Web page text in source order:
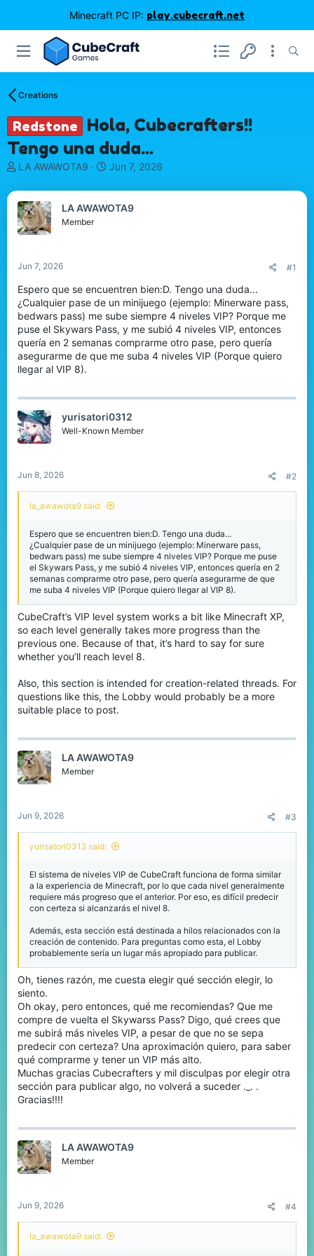
Minecraft PC IP: play.cubecraft.net
Creations
Redstone
Hola, Cubecrafters!!
Tengo una duda...
T
r
e
a
d
a
r
t
e
r
LA AWAWOTA9
S
a
r
Jun 7, 2026
LA AWAWOTA9
Member
Jun 7, 2026 #1
Espero que se encuentren bien:D. Tengo una duda...
¿Cualquier pase de un minijuego (ejemplo: Minerware pass,
bedwars pass) me sube siempre 4 niveles VIP? Porque me
puse el Skywars Pass, y me subió 4 niveles VIP, entonces
quería en 2 semanas comprarme otro pase, pero quería
asegurarme de que me suba 4 niveles VIP (Porque quiero
llegar al VIP 8).
yurisatori0312
Well-Known Member
Jun 8, 2026 #2
la_awawota9 said:
Espero que se encuentren bien:D. Tengo una duda...
¿Cualquier pase de un minijuego (ejemplo: Minerware pass,
bedwars pass) me sube siempre 4 niveles VIP? Porque me puse
el Skywars Pass, y me subió 4 niveles VIP, entonces quería en 2
semanas comprarme otro pase, pero quería asegurarme de que
me suba 4 niveles VIP (Porque quiero llegar al VIP 8).
CubeCraft’s VIP level system works a bit like Minecraft XP,
so each level generally takes more progress than the
previous one. Because of that, it’s hard to say for sure
whether you’ll reach level 8.
Also, this section is intended for creation-related threads. For
questions like this, the Lobby would probably be a more
suitable place to post.
LA AWAWOTA9
Member
Jun 9, 2026 #3
yurisatori0312 said:
El sistema de niveles VIP de CubeCraft funciona de forma similar
a la experiencia de Minecraft, por lo que cada nivel generalmente
requiere más progreso que el anterior. Por eso, es difícil predecir
con certeza si alcanzarás el nivel 8.
Además, esta sección está destinada a hilos relacionados con la
creación de contenido. Para preguntas como esta, el Lobby
probablemente sería un lugar más apropiado para publicar.
Oh, tienes razón, me cuesta elegir qué sección elegir, lo
siento.
Oh okay, pero entonces, qué me recomiendas? Que me
compre de vuelta el Skywarss Pass? Digo, qué crees que
me subirá más niveles VIP, a pesar de que no se sepa
predecir con certeza? Una aproximación quiero, para saber
qué comprarme y tener un VIP más alto.
Muchas gracias Cubecrafters y mil disculpas por elegir otra
sección para publicar algo, no volverá a suceder ._. .
Gracias!!!!
LA AWAWOTA9
Member
Jun 9, 2026 #4
la_awawota9 said: